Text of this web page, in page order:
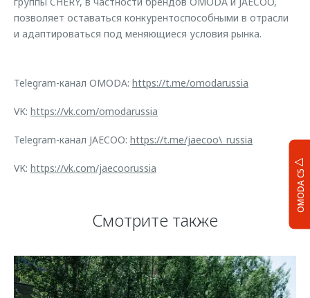
OMODA C5
позволяет оставаться конкурентоспособными в отрасли
и адаптироваться под меняющиеся условия рынка.
Telegram-канал OMODA: https://t.me/omodarussia
VK: https://vk.com/omodarussia
Telegram-канал JAECOO: https://t.me/jaecoo\_russia
VK: https://vk.com/jaecoorussia
Смотрите также